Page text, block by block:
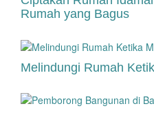
Rumah yang Bagus
Melindungi Rumah